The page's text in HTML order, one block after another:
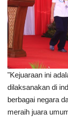
"Kejuaraan ini
dilaksanakan di
berbagai negara
meraih juara